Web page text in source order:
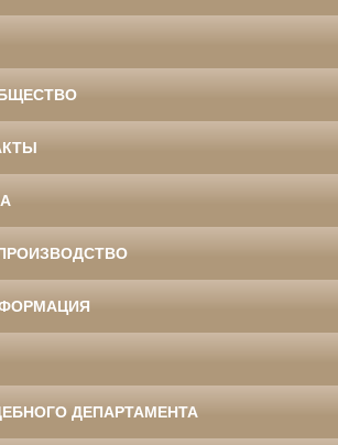
ДЕПАРТАМЕНТА